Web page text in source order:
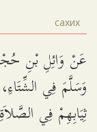
сахих
عَنْ وَائِلِ بْنِ
وَسَلَّمَ فِي
ثِيَابِهِمْ فِي